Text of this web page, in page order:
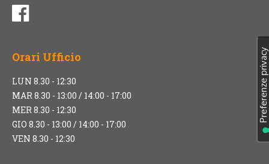
Orari Ufficio
LUN 8.30 - 12:30
MAR 8.30 - 13:00 / 14:00 - 17:00
MER 8.30 - 12:30
GIO 8.30 - 13:00 / 14:00 - 17:00
VEN 8.30 - 12:30